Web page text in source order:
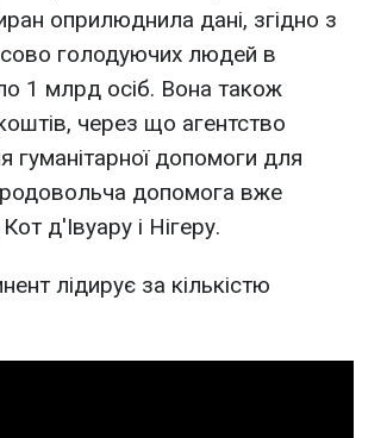
оприлюднила дані, згідно з
голодуючих людей в
1 млрд осіб. Вона також
через що агентство
гуманітарної допомоги для
допомога вже
д'Івуару і Нігеру.
лідирує за кількістю